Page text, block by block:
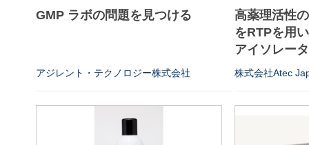
GMP ラボの問題を見つける
アジレント・テクノロジー株式会社
高薬理活性
をRTPを用
アイソレー
株式会社Atec